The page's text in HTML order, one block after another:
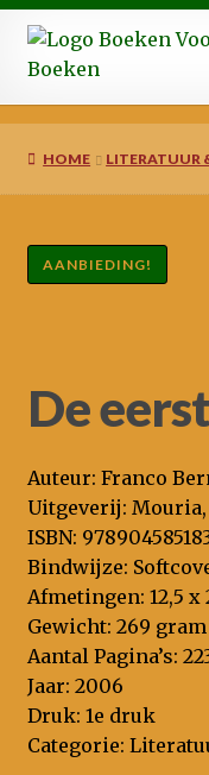
Ga
door
navigatie
Ga
naar
inhoud
Afrekenen
HOME LITERATUUR
AANBIEDING!
De
Auteur: Franco
Uitgeverij:
ISBN:
Bindwijze:
Afmetingen: 12,5 x
Gewicht: 269 gram
Aantal Pagina’s:
Jaar: 2006
Druk: 1e druk
Categorie: